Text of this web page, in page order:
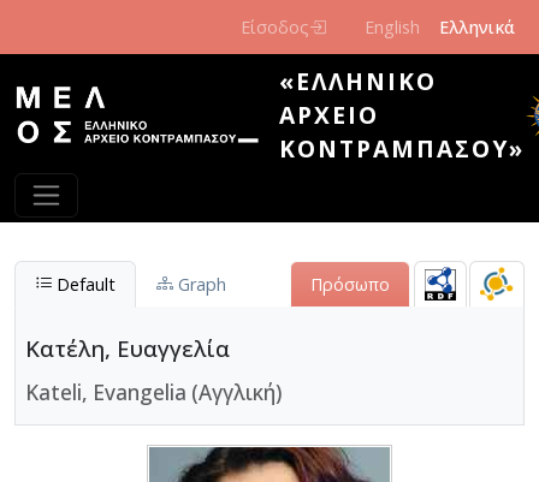
Είσοδος English Ελληνικά
«ΕΛΛΗΝΙΚΌ
ΑΡΧΕΊΟ
ΚΟΝΤΡΑΜΠΆΣΟΥ»
Default Graph Πρόσωπο
Κατέλη, Ευαγγελία
Kateli, Evangelia (Αγγλική)